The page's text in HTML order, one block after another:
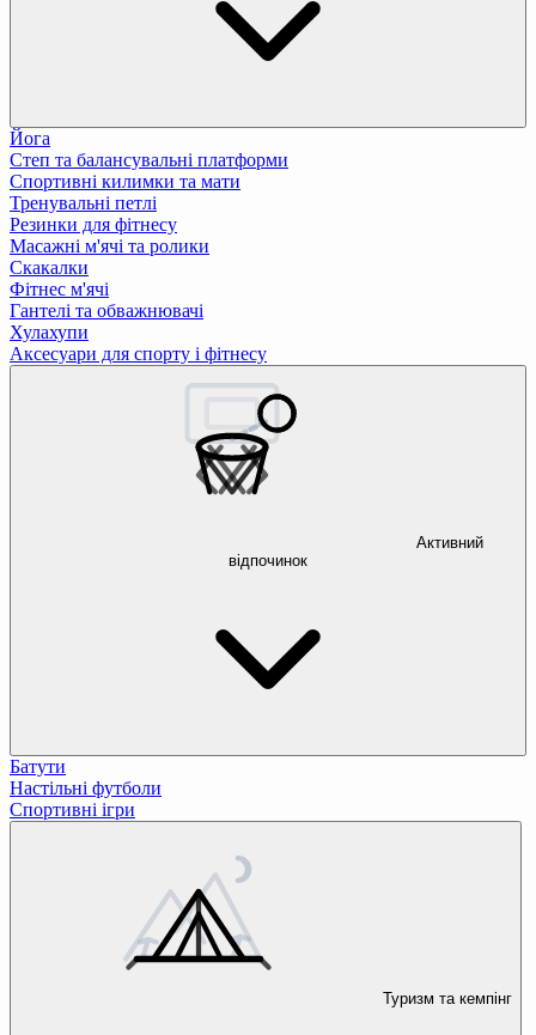
Йога
Степ та балансувальні платформи
Спортивні килимки та мати
Тренувальні петлі
Резинки для фітнесу
Масажні м'ячі та ролики
Скакалки
Фітнес м'ячі
Гантелі та обважнювачі
Хулахупи
Аксесуари для спорту і фітнесу
Активний
відпочинок
Батути
Настільні футболи
Спортивні ігри
Туризм та кемпінг